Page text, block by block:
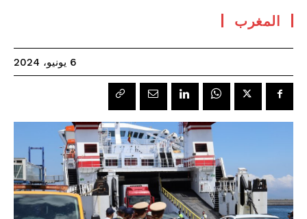
المغرب
6 يونيو، 2024